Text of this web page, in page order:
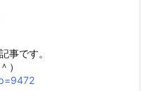
事です。
）